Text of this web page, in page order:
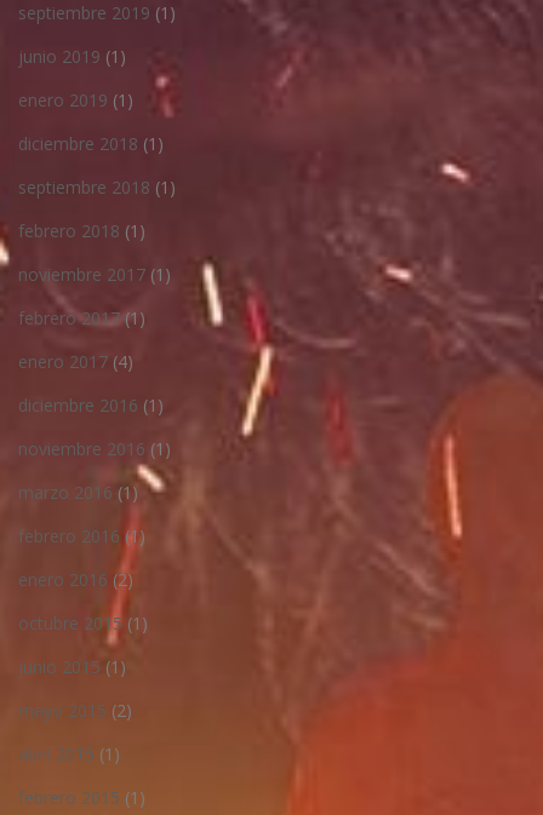
septiembre 2019 (1)
junio 2019 (1)
enero 2019 (1)
diciembre 2018 (1)
septiembre 2018 (1)
febrero 2018 (1)
noviembre 2017 (1)
febrero 2017(1)
enero 2017 (4)
diciembre 2016 (1)
noviembre 2016 (1)
marzo 2016 (1)
febrero 2016 (1)
enero 2016 (2)
octubre 2015 (1)
junio 2015 (1)
mayo 2015 (2)
abril 2015 (1)
febrero 2015 (1)